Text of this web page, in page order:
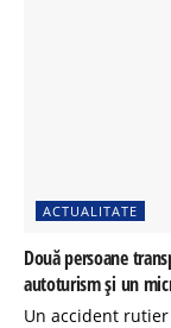
ACTUALITATE
Două persoane
autoturism și un
Un accident